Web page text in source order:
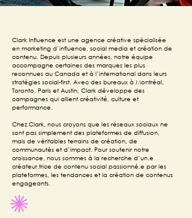
Clark Influence est une agence créative spécialisée
en marketing d’influence, social media et création de
contenu. Depuis plusieurs années, notre équipe
accompagne certaines des marques les plus
reconnues au Canada et à l’international dans leurs
stratégies social-first. Avec des bureaux à Montréal,
Toronto, Paris et Austin, Clark développe des
campagnes qui allient créativité, culture et
performance.
Chez Clark, nous croyons que les réseaux sociaux ne
sont pas simplement des plateformes de diffusion,
mais de véritables terrains de création, de
communautés et d’impact. Pour soutenir notre
croissance, nous sommes à la recherche d’un.e
créateur.trice de contenu social passionné.e par les
plateformes, les tendances et la création de contenus
engageants.